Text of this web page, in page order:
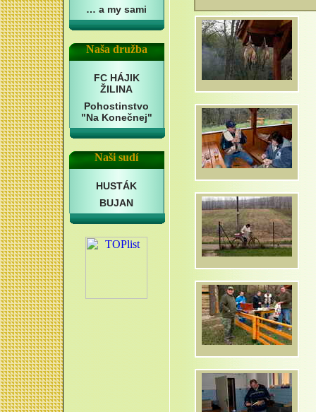
… a my sami
Naša družba
FC HÁJIK
ŽILINA
Pohostinstvo
"Na Konečnej"
Naši sudí
HUSTÁK
BUJAN